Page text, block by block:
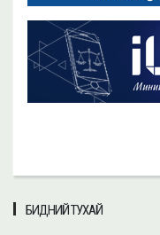
БИДНИЙ ТУХАЙ